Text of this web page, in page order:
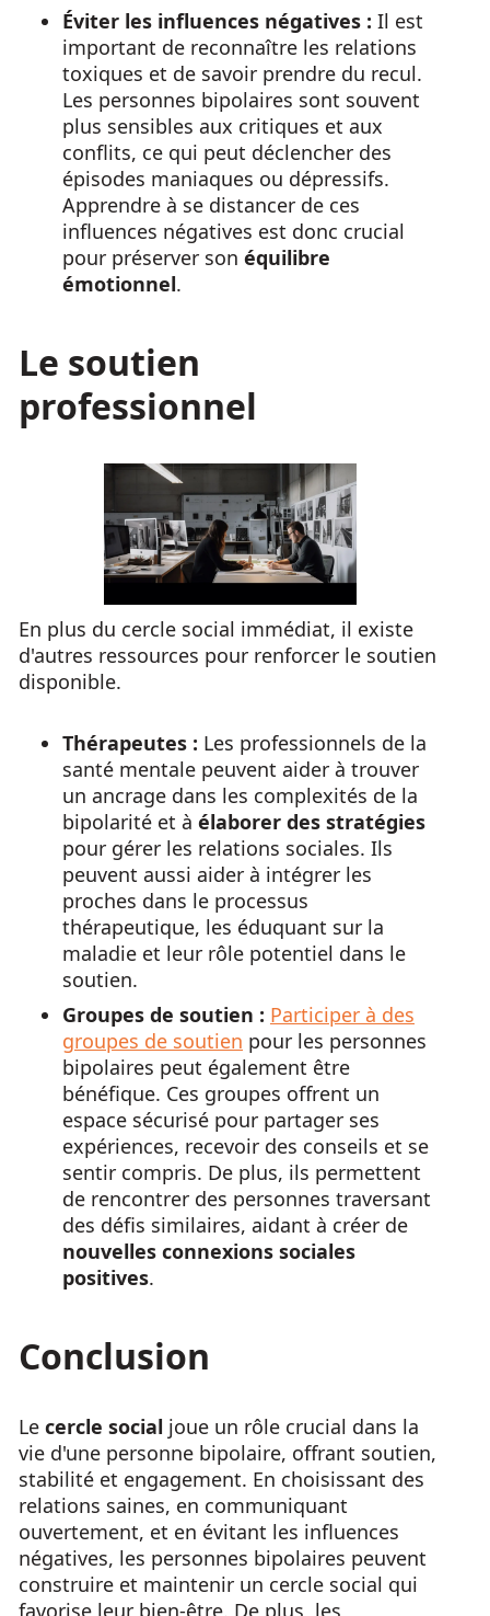
Éviter les influences négatives : Il est
important de reconnaître les relations
toxiques et de savoir prendre du recul.
Les personnes bipolaires sont souvent
plus sensibles aux critiques et aux
conflits, ce qui peut déclencher des
épisodes maniaques ou dépressifs.
Apprendre à se distancer de ces
influences négatives est donc crucial
pour préserver son équilibre
émotionnel.
Le soutien
professionnel
En plus du cercle social immédiat, il existe
d'autres ressources pour renforcer le soutien
disponible.
Thérapeutes : Les professionnels de la
santé mentale peuvent aider à trouver
un ancrage dans les complexités de la
bipolarité et à élaborer des stratégies
pour gérer les relations sociales. Ils
peuvent aussi aider à intégrer les
proches dans le processus
thérapeutique, les éduquant sur la
maladie et leur rôle potentiel dans le
soutien.
Groupes de soutien : Participer à des
groupes de soutien pour les personnes
bipolaires peut également être
bénéfique. Ces groupes offrent un
espace sécurisé pour partager ses
expériences, recevoir des conseils et se
sentir compris. De plus, ils permettent
de rencontrer des personnes traversant
des défis similaires, aidant à créer de
nouvelles connexions sociales
positives.
Conclusion
Le cercle social joue un rôle crucial dans la
vie d'une personne bipolaire, offrant soutien,
stabilité et engagement. En choisissant des
relations saines, en communiquant
ouvertement, et en évitant les influences
négatives, les personnes bipolaires peuvent
construire et maintenir un cercle social qui
favorise leur bien-être. De plus, les